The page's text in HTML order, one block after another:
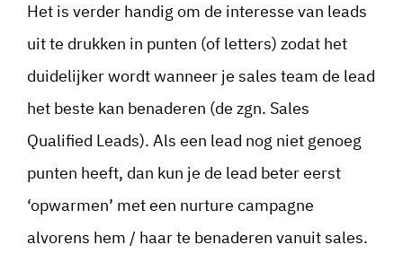
Het is verder handig om de interesse van leads
uit te drukken in punten (of letters) zodat het
duidelijker wordt wanneer je sales team de lead
het beste kan benaderen (de zgn. Sales
Qualified Leads). Als een lead nog niet genoeg
punten heeft, dan kun je de lead beter eerst
‘opwarmen’ met een nurture campagne
alvorens hem / haar te benaderen vanuit sales.